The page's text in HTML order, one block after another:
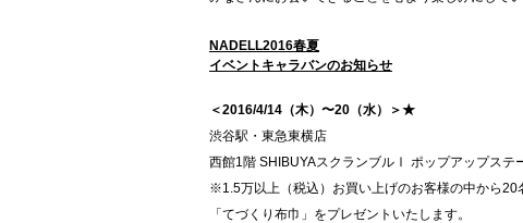
NADELL2016春夏
イベントキャラバンのお知らせ
＜2016/4/14（木）〜20（水）＞★
渋谷駅・東急東横店
西館1階 SHIBUYAスクランブルⅠ ポップアップステ
※1.5万以上（税込）お買い上げのお客様の中から20
「てづくり布巾」をプレゼントいたします。